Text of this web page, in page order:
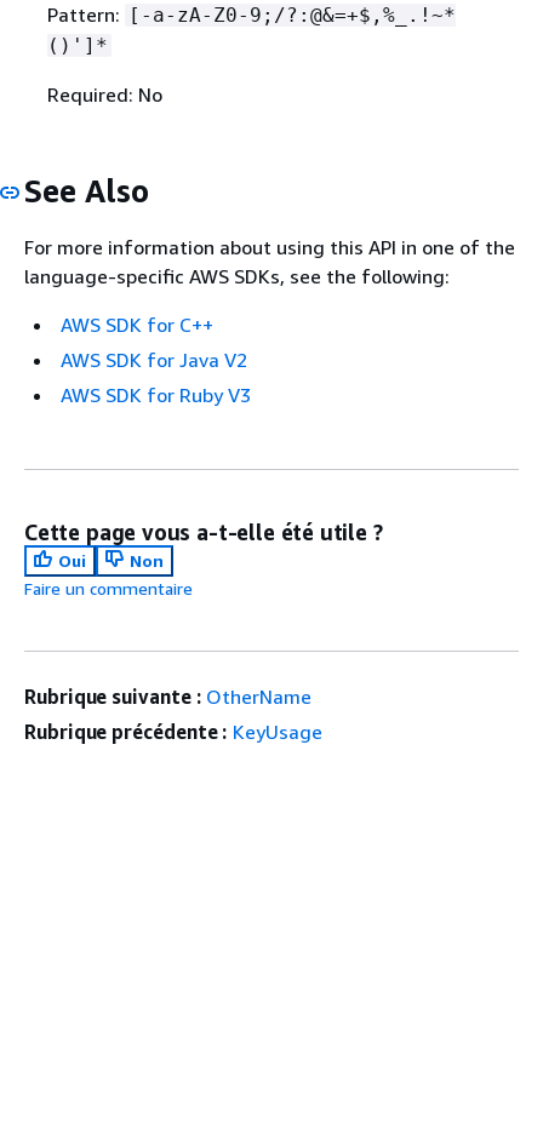
Pattern: [-a-zA-Z0-9;/?:@&=+$,%_.!~*
()']*
Required: No
See Also
For more information about using this API in one of the
language-specific AWS SDKs, see the following:
AWS SDK for C++
AWS SDK for Java V2
AWS SDK for Ruby V3
Cette page vous a-t-elle été utile ?
Oui
Non
Faire un commentaire
Rubrique suivante : OtherName
Rubrique précédente : KeyUsage